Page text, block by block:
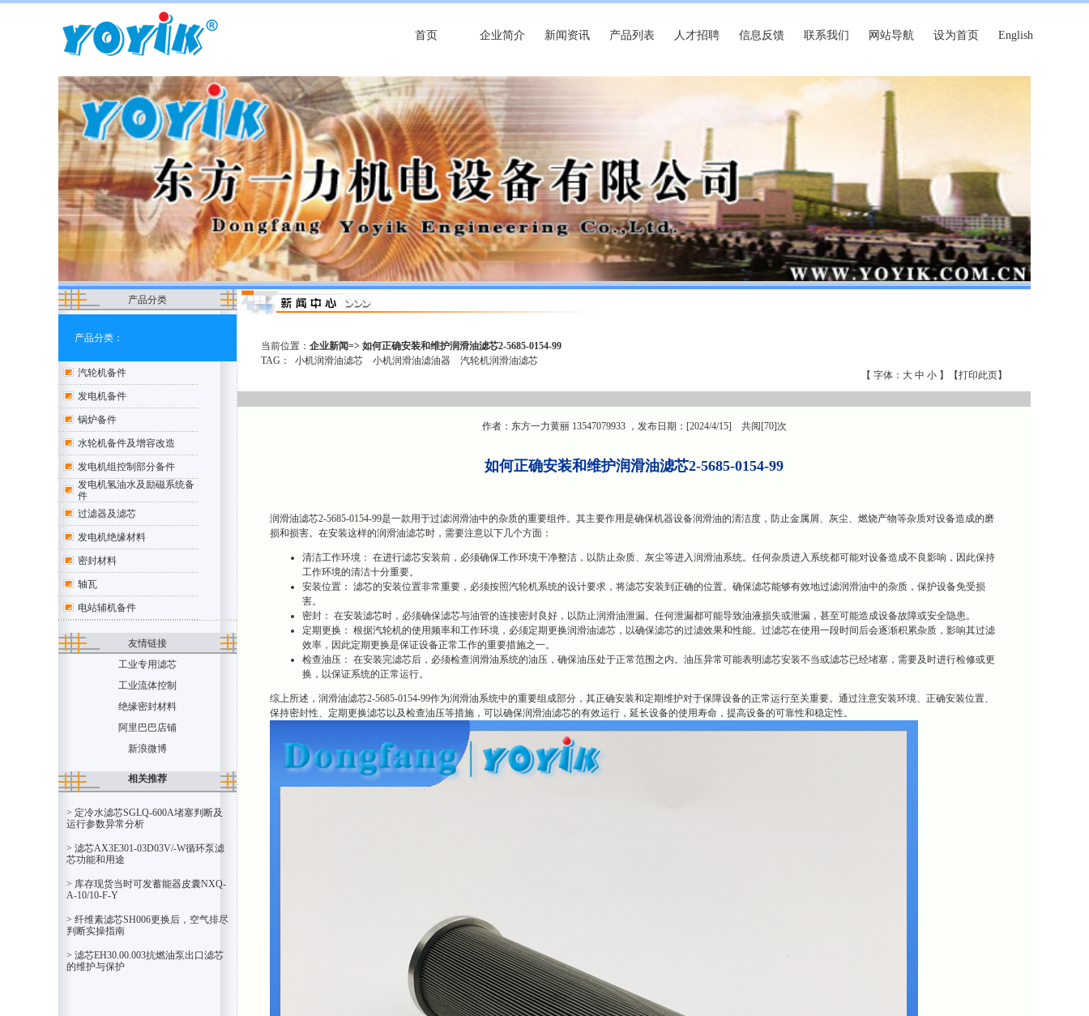
首页 企业简介 新闻资讯 产品列表 人才招聘 信息反馈 联系我们 网站导航 设为首页 English
产品分类
产品分类：
汽轮机备件
发电机备件
锅炉备件
水轮机备件及增容改造
发电机组控制部分备件
发电机氢油水及励磁系统备
件
过滤器及滤芯
发电机绝缘材料
密封材料
轴瓦
电站辅机备件
友情链接
工业专用滤芯
工业流体控制
绝缘密封材料
阿里巴巴店铺
新浪微博
相关推荐
> 定冷水滤芯SGLQ-600A堵塞判断及
运行参数异常分析
> 滤芯AX3E301-03D03V/-W循环泵滤
芯功能和用途
> 库存现货当时可发蓄能器皮囊NXQ-
A-10/10-F-Y
> 纤维素滤芯SH006更换后，空气排尽
判断实操指南
> 滤芯EH30.00.003抗燃油泵出口滤芯
的维护与保护
当前位置：企业新闻=> 如何正确安装和维护润滑油滤芯2-5685-0154-99
TAG：小机润滑油滤芯 小机润滑油滤油器
汽轮机润滑油滤芯
【 字体： 大 中 小】【打印此页】
作者：东方一力黄丽 13547079933 ，发布日期：[2024/4/15] 共阅[70]次
如何正确安装和维护润滑油滤芯2-5685-0154-99
润滑油滤芯2-5685-0154-99是一款用于过滤润滑油中的杂质的重要组件。其主要作用是确保机器设备润滑油的清洁度，防止金属屑、灰尘、燃烧产物等杂质对设备造成的磨
损和损害。在安装这样的润滑油滤芯时，需要注意以下几个方面：
清洁工作环境： 在进行滤芯安装前，必须确保工作环境干净整洁，以防止杂质、灰尘等进入润滑油系统。任何杂质进入系统都可能对设备造成不良影响，因此保持
工作环境的清洁十分重要。
安装位置： 滤芯的安装位置非常重要，必须按照汽轮机系统的设计要求，将滤芯安装到正确的位置。确保滤芯能够有效地过滤润滑油中的杂质，保护设备免受损
害。
密封： 在安装滤芯时，必须确保滤芯与油管的连接密封良好，以防止润滑油泄漏。任何泄漏都可能导致油液损失或泄漏，甚至可能造成设备故障或安全隐患。
定期更换： 根据汽轮机的使用频率和工作环境，必须定期更换润滑油滤芯，以确保滤芯的过滤效果和性能。过滤芯在使用一段时间后会逐渐积累杂质，影响其过滤
效率，因此定期更换是保证设备正常工作的重要措施之一。
检查油压： 在安装完滤芯后，必须检查润滑油系统的油压，确保油压处于正常范围之内。油压异常可能表明滤芯安装不当或滤芯已经堵塞，需要及时进行检修或更
换，以保证系统的正常运行。
综上所述，润滑油滤芯2-5685-0154-99作为润滑油系统中的重要组成部分，其正确安装和定期维护对于保障设备的正常运行至关重要。通过注意安装环境、正确安装位置、
保持密封性、定期更换滤芯以及检查油压等措施，可以确保润滑油滤芯的有效运行，延长设备的使用寿命，提高设备的可靠性和稳定性。